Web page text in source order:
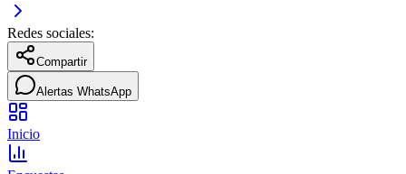
Redes sociales:
Compartir
Alertas WhatsApp
Inicio